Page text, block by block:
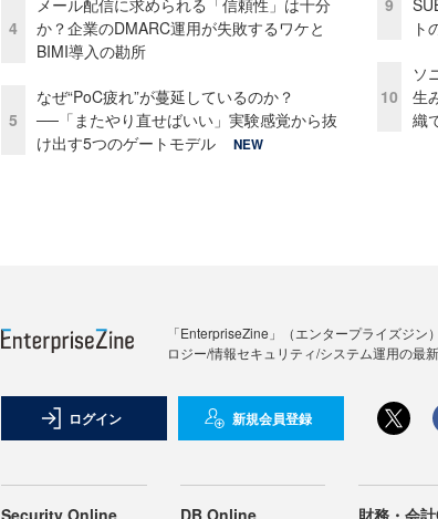
4
メール配信に求められる「信頼性」は十分
か？企業のDMARC運用が失敗するワケと
BIMI導入の勘所
5
なぜ“PoC疲れ”が蔓延しているのか？
──「またやり直せばいい」実験感覚から抜
け出す5つのゲートモデル
NEW
9
ト
10
ソ
生
織
「EnterpriseZine」（エンタープライズジ
ロジー/情報セキュリティ/システム運用の最
ログイン 新規会員登録
Security Online DB Online 財務・会